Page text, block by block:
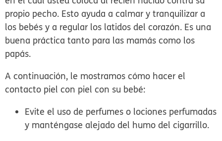
propio pecho. Esto ayuda a calmar y tranquilizar a
los bebés y a regular los latidos del corazón. Es una
buena práctica tanto para las mamás como los
papás.
A continuación, le mostramos cómo hacer el
contacto piel con piel con su bebé:
Evite el uso de perfumes o lociones perfumadas
y manténgase alejado del humo del cigarrillo.